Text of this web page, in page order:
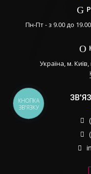
Пн-Пт - з 9.00 до
Україна, м.
КНОПКА
ЗВ'ЯЗКУ